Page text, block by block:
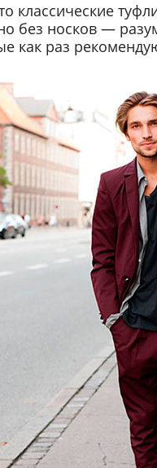
классические
без носков —
как раз